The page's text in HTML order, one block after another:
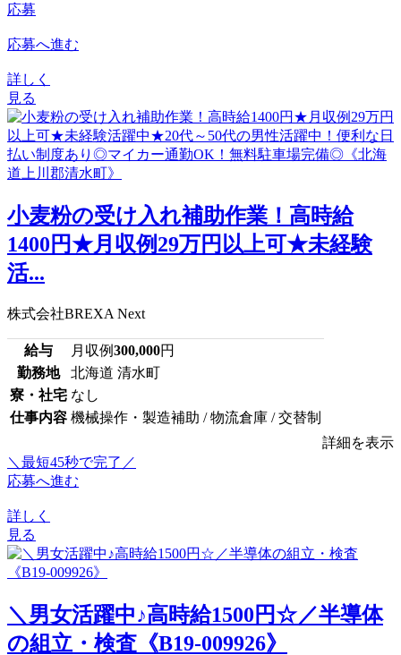
応募
応募へ進む
詳しく
見る
小麦粉の受け入れ補助作業！高時給
1400円★月収例29万円以上可★未経験
活...
株式会社BREXA Next
給与 月収例300,000円
勤務地
北海道 清水町
寮・社宅 なし
仕事内容 機械操作・製造補助 / 物流倉庫 / 交替制
詳細を表示
＼最短45秒で完了／
応募へ進む
詳しく
見る
＼男女活躍中♪高時給1500円☆／半導体
の組立・検査《B19-009926》